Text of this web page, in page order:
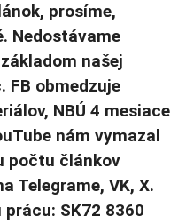
prosíme,
Nedostávame
našej
FB obmedzuje
NBÚ 4 mesiace
nám vymazal
počtu článkov
Telegrame, VK, X.
SK72 8360